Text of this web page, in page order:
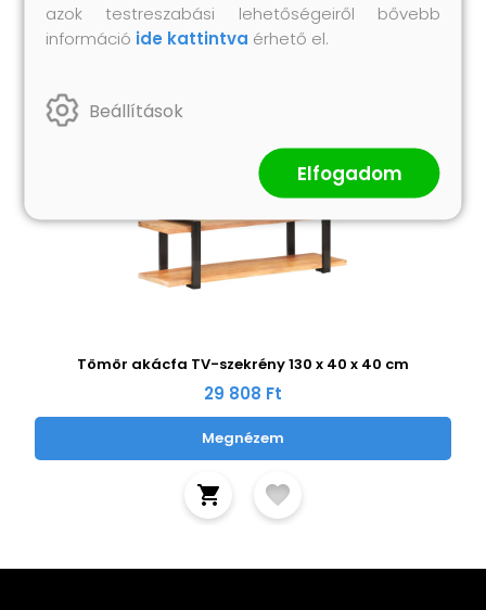
Tömör akácfa TV-szekrény 130 x 40 x 40 cm
29 808 Ft
Megnézem
azok testreszabási lehetőségeiről bővebb
információ ide kattintva érhető el.
Beállítások
Elfogadom